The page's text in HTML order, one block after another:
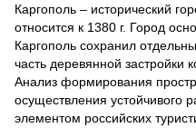
Каргополь – исторический
относится к 1380 г. Город
Каргополь сохранил
часть деревянной застройки
Анализ формирования
осуществления устойчивого
элементом российских